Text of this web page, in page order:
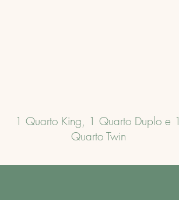
1 Quarto King, 1 Quarto Duplo e 1
Quarto Twin